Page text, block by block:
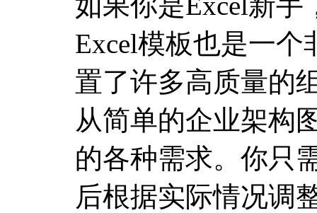
Excel模板也是一个
置了许多高质量的
从简单的企业架构
的各种需求。你只
后根据实际情况调